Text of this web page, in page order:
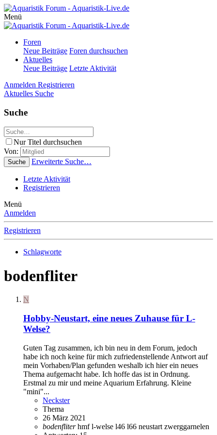
Menü
Foren
Neue Beiträge Foren durchsuchen
Aktuelles
Neue Beiträge Letzte Aktivität
Anmelden Registrieren
Aktuelles Suche
Suche
Nur Titel durchsuchen
Von:
Suche Erweiterte Suche…
Letzte Aktivität
Registrieren
Menü
Anmelden
Registrieren
Schlagworte
bodenfliter
N
Hobby-Neustart, eine neues Zuhause für L-
Welse?
Guten Tag zusammen, ich bin neu in dem Forum, jedoch
habe ich noch keine für mich zufriedenstellende Antwort auf
mein Vorhaben/Plan gefunden weshalb ich hier ein neues
Thema aufgemacht habe. Ich hoffe das ist in Ordnung.
Erstmal zu mir und meine Aquarium Erfahrung. Kleine
"mini"...
Neckster
Thema
26 März 2021
bodenfliter hmfl-welse l46 l66 neustart zwerggarnelen